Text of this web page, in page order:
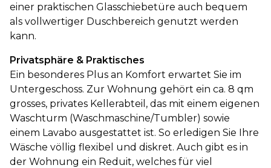
einer praktischen Glasschiebetüre auch bequem
als vollwertiger Duschbereich genutzt werden
kann.
Privatsphäre & Praktisches
Ein besonderes Plus an Komfort erwartet Sie im
Untergeschoss. Zur Wohnung gehört ein ca. 8 qm
grosses, privates Kellerabteil, das mit einem eigenen
Waschturm (Waschmaschine/Tumbler) sowie
einem Lavabo ausgestattet ist. So erledigen Sie Ihre
Wäsche völlig flexibel und diskret. Auch gibt es in
der Wohnung ein Reduit, welches für viel